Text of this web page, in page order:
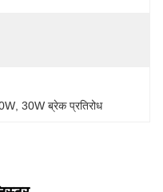
30W ब्रेक प्रतिरोध